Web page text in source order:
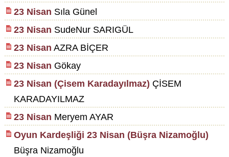
23 Nisan Sıla Günel
23 Nisan SudeNur SARIGÜL
23 Nisan AZRA BİÇER
23 Nisan Gökay
23 Nisan (Çisem Karadayılmaz) ÇİSEM
KARADAYILMAZ
23 Nisan Meryem AYAR
Oyun Kardeşliği 23 Nisan (Büşra Nizamoğlu)
Büşra Nizamoğlu